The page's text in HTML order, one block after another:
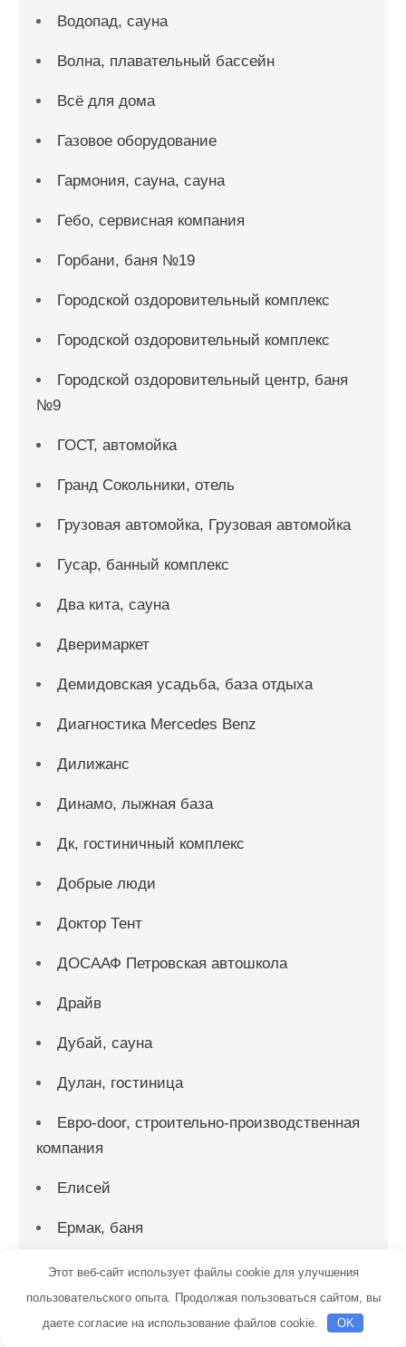
Водопад, сауна
Волна, плавательный бассейн
Всё для дома
Газовое оборудование
Гармония, сауна, сауна
Гебо, сервисная компания
Горбани, баня №19
Городской оздоровительный комплекс
Городской оздоровительный комплекс
Городской оздоровительный центр, баня
№9
ГОСТ, автомойка
Гранд Сокольники, отель
Грузовая автомойка, Грузовая автомойка
Гусар, банный комплекс
Два кита, сауна
Дверимаркет
Демидовская усадьба, база отдыха
Диагностика Mercedes Benz
Дилижанс
Динамо, лыжная база
Дк, гостиничный комплекс
Добрые люди
Доктор Тент
ДОСААФ Петровская автошкола
Драйв
Дубай, сауна
Дулан, гостиница
Евро-door, строительно-производственная
компания
Елисей
Ермак, баня
Ерофей, гостиничный комплекс
Ершово, парк-отель
Этот веб-сайт использует файлы cookie для улучшения
пользовательского опыта. Продолжая пользоваться сайтом, вы
даете согласие на использование файлов cookie.
OK